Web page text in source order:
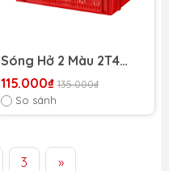
Sóng Hở 2 Màu 2T4
DUY TÂN
115.000₫ 135.000₫
So sánh
3 »